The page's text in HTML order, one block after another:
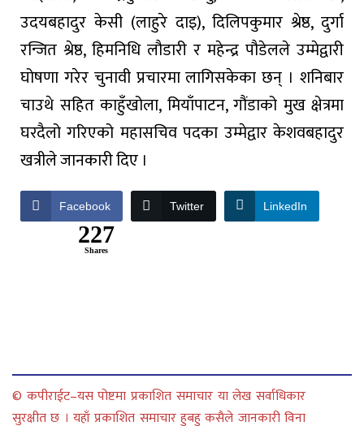
उदयबहादुर केसी (लाहुरे दाइ), दिलिपकुमार श्रेष्ठ, दुर्गा
रन्जित श्रेष्ठ, हिमनिधि लौडारी र महेन्द्र पौडेलले उम्मेद्वारी
घोषणा गरेर चुनावी प्रचारमा लागिसकेका छन् । शनिबार
चाउथे सहित काहुँखोला, मियाँपाटन, गौंडाको मुख क्षेत्रमा
घरदैलो गरिएको महासचिव पदका उम्मेद्वार केशवबहादुर
खत्रीले जानकारी दिए ।
Facebook Twitter LinkedIn
227
Shares
© कपीराईट–यस पोष्टमा प्रकाशित समाचार या लेख सर्वाधिकार
सुरक्षीत छ । यहाँ प्रकाशित समाचार हुबहु कसैले जानकारी विना